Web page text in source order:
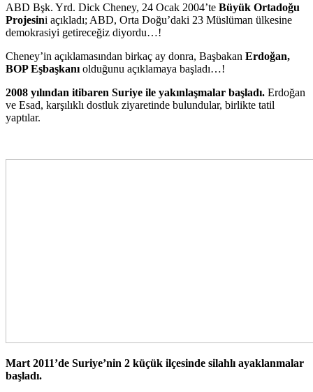
ABD Bşk. Yrd. Dick Cheney, 24 Ocak 2004’te Büyük Ortadoğu
Projesini açıkladı; ABD, Orta Doğu’daki 23 Müslüman ülkesine
demokrasiyi getireceğiz diyordu…!
Cheney’in açıklamasından birkaç ay donra, Başbakan Erdoğan,
BOP Eşbaşkanı olduğunu açıklamaya başladı…!
2008 yılından itibaren Suriye ile yakınlaşmalar başladı. Erdoğan
ve Esad, karşılıklı dostluk ziyaretinde bulundular, birlikte tatil
yaptılar.
Mart 2011’de Suriye’nin 2 küçük ilçesinde silahlı ayaklanmalar
başladı.